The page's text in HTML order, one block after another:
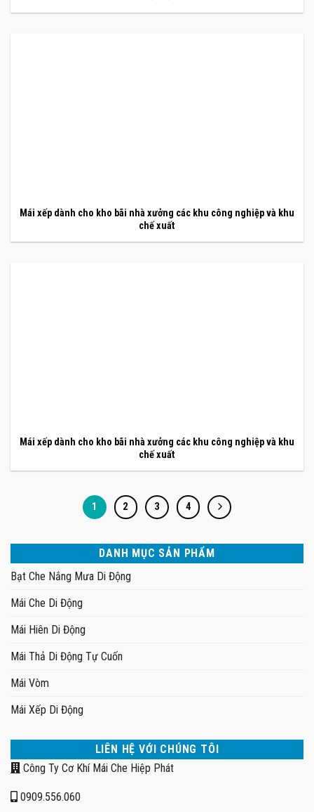
Mái xếp dành cho kho bãi nhà xưởng các khu công nghiệp và khu
chế xuất
Mái xếp dành cho kho bãi nhà xưởng các khu công nghiệp và khu
chế xuất
1 2 3 4
DANH MỤC SẢN PHẨM
Bạt Che Nắng Mưa Di Động
Mái Che Di Động
Mái Hiên Di Động
Mái Thả Di Động Tự Cuốn
Mái Vòm
Mái Xếp Di Động
LIÊN HỆ VỚI CHÚNG TÔI
Công Ty Cơ Khí Mái Che Hiệp Phát
0909.556.060